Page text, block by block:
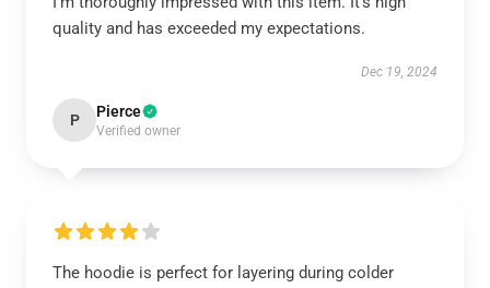
quality and has exceeded my expectations.
Dec 19, 2024
P Pierce
Verified owner
The hoodie is perfect for layering during colder